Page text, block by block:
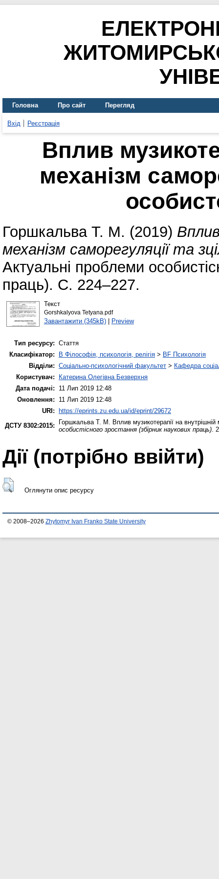
Головна Про сайт Перегляд
Вхід Реєстрація
Вплив
механізм
Горшкальва Т. М. (2019)
механізм саморегуляції та
Актуальні проблеми
праць). С. 224–227.
Текст
Gorshkalyova Tetyana.pdf
Завантажити (345kB)| Preview
Тип ресурсу: Стаття
Класифікатор:
B Філософія, психологія, релігія > BF Психологія
Відділи: Соціально-психологічний факультет > Кафедра
Користувач:
Катерина Олегівна Безверхня
Дата подачі:
11 Лип 2019 12:48
Оновлення:
11 Лип 2019 12:48
URI:
https://eprints.zu.edu.ua/id/eprint/29672
ДСТУ 8302:2015:
Горшкальва Т. М. Вплив музикотерапії на
особистісного зростання (збірник наукових праць).
Дії ​​(потрібно ввійти)
Оглянути опис ресурсу
© 2008–2026 Zhytomyr Ivan Franko State University